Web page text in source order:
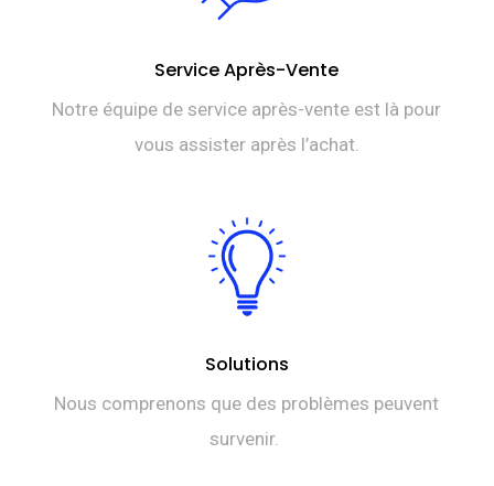
Service Après-Vente
Notre équipe de service après-vente est là pour
vous assister après l’achat.
Solutions
Nous comprenons que des problèmes peuvent
survenir.